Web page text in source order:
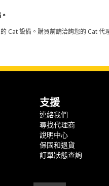
Cat 設備。購買前請洽詢您的 Cat
支援
連絡我們
尋找代理商
說明中心
保固和退貨
訂單狀態查詢